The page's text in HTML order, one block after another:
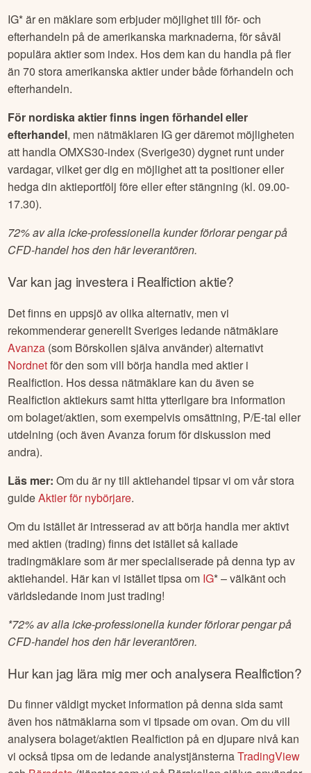
IG* är en mäklare som erbjuder möjlighet till för- och
efterhandeln på de amerikanska marknaderna, för såväl
populära aktier som index. Hos dem kan du handla på fler
än 70 stora amerikanska aktier under både förhandeln och
efterhandeln.
För nordiska aktier finns ingen förhandel eller
efterhandel, men nätmäklaren IG ger däremot möjligheten
att handla OMXS30-index (Sverige30) dygnet runt under
vardagar, vilket ger dig en möjlighet att ta positioner eller
hedga din aktieportfölj före eller efter stängning (kl. 09.00-
17.30).
72% av alla icke-professionella kunder förlorar pengar på
CFD-handel hos den här leverantören.
Var kan jag investera iRealfictionaktie?
Det finns en uppsjö av olika alternativ, men vi
rekommenderar generellt Sveriges ledande nätmäklare
Avanza (som Börskollen själva använder) alternativt
Nordnetför den som vill börja handla med aktier i
Realfiction. Hos dessa nätmäklare kan du även se
Realfiction aktiekurs samt hitta ytterligare bra information
om bolaget/aktien, som exempelvis omsättning, P/E-tal eller
utdelning (och även Avanza forum för diskussion med
andra).
Läs mer: Om du är ny till aktiehandel tipsar vi om vår stora
guideAktier för nybörjare.
Om du istället är intresserad av att börja handla mer aktivt
med aktien (trading) finns det istället så kallade
tradingmäklare som är mer specialiserade på denna typ av
aktiehandel. Här kan vi istället tipsa om IG* – välkänt och
världsledande inom just trading!
*72% av alla icke-professionella kunder förlorar pengar på
CFD-handel hos den här leverantören.
Hur kan jag lära mig mer och analyseraRealfiction?
Du finner väldigt mycket information på denna sida samt
även hos nätmäklarna som vi tipsade om ovan. Om du vill
analysera bolaget/aktien Realfiction på en djupare nivå kan
vi också tipsa om de ledande analystjänsternaTradingView